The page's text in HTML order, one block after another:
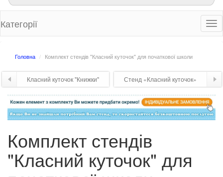
Категорії
Головна Комплект стендів "Класний куточок" для початкової школи
Класний куточок "Книжки" Стенд «Класний куточок»
Комплект стендів
"Класний куточок" для